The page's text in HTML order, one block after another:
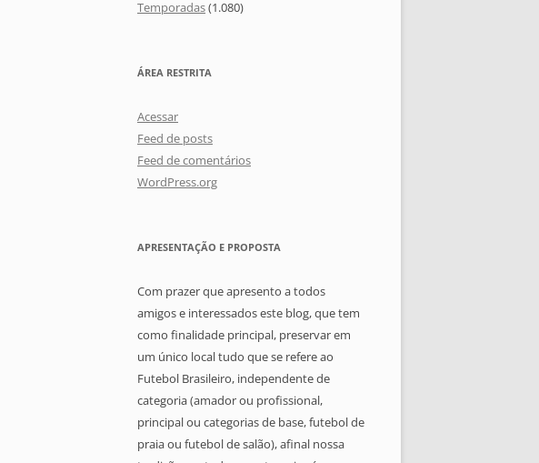
Temporadas(1.080)
ÁREA RESTRITA
Acessar
Feed de posts
Feed de comentários
WordPress.org
APRESENTAÇÃO E PROPOSTA
Com prazer que apresento a todos
amigos e interessados este blog, que tem
como finalidade principal, preservar em
um único local tudo que se refere ao
Futebol Brasileiro, independente de
categoria (amador ou profissional,
principal ou categorias de base, futebol de
praia ou futebol de salão), afinal nossa